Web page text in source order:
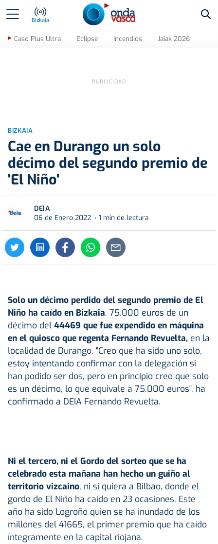
Bizkaia
Caso Plus Ultra Eclipse Incendios Jaiak 2026
BIZKAIA
Cae en Durango un solo
décimo del segundo premio de
'El Niño'
DEIA
06 de Enero 2022
1 min de lectura
Solo un décimo perdido del segundo premio de El
Niño ha caído en Bizkaia. 75.000 euros de un
décimo del 44469 que fue expendido en máquina
en el quiosco que regenta Fernando Revuelta, en la
localidad de Durango. "Creo que ha sido uno solo,
estoy intentando confirmar con la delegación si
han podido ser dos, pero en principio creo que solo
es un décimo, lo que equivale a 75.000 euros", ha
confirmado a DEIA Fernando Revuelta.
Ni el tercero, ni el Gordo del sorteo que se ha
celebrado esta mañana han hecho un guiño al
territorio vizcaino, ni si quiera a Bilbao, donde el
gordo de El Niño ha caído en 23 ocasiones. Este
año ha sido Logroño quien se ha inundado de los
millones del 41665, el primer premio que ha caído
íntegramente en la capital riojana.